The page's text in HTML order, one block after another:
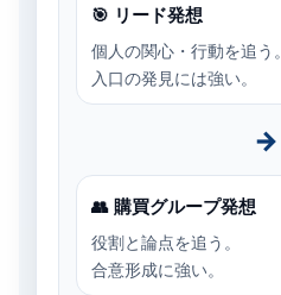
🎯 リード発想
個人の関心・行動を追う。
入口の発見には強い。
→
👥 購買グループ発想
役割と論点を追う。
合意形成に強い。